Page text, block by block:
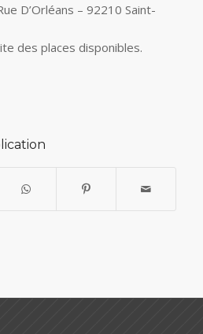
D’Orléans – 92210 Saint-
des places disponibles.